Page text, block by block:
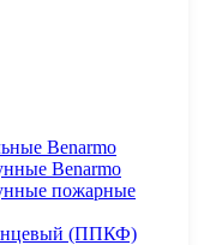
Benarmo
Benarmo
пожарные
(ППКФ)